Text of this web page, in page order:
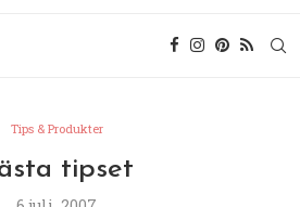
Tips & Produkter
tipset